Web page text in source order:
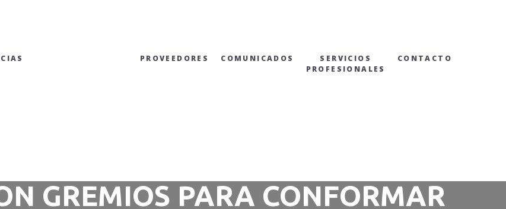
PROVEEDORES COMUNICADOS
SERVICIOS
PROFESIONALES
CONTACTO
GREMIOS PARA CONFORMAR